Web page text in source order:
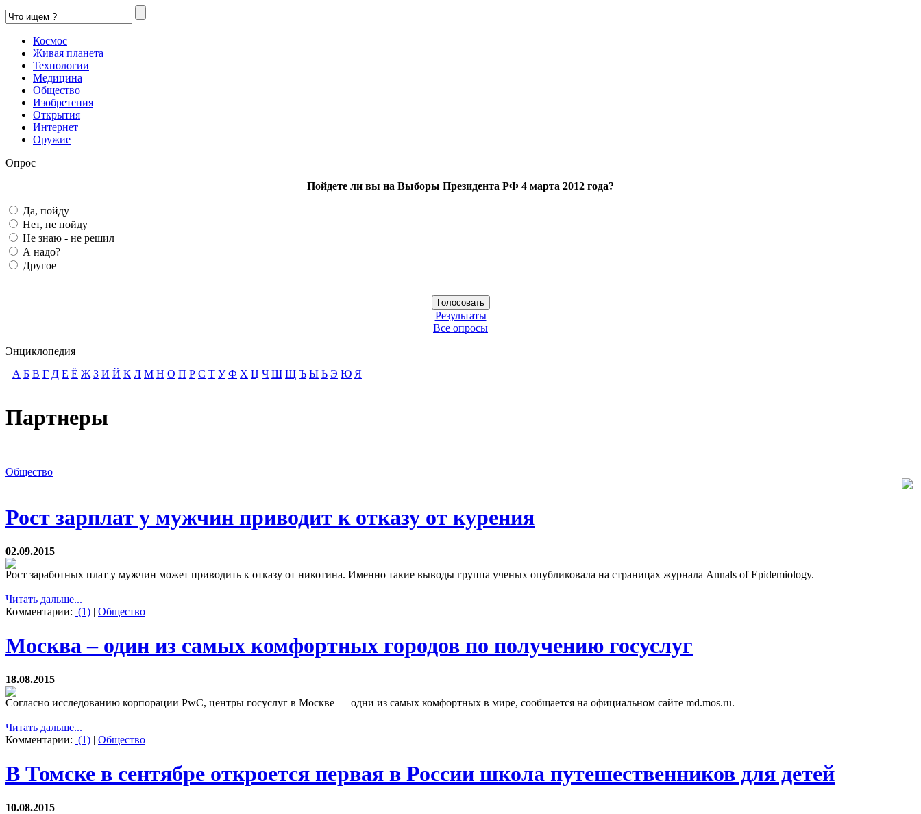
Космос
Живая планета
Технологии
Медицина
Общество
Изобретения
Открытия
Интернет
Оружие
Опрос
Пойдете ли вы на Выборы Президента РФ 4 марта 2012 года?
Да, пойду
Нет, не пойду
Не знаю - не решил
А надо?
Другое
Результаты
Все опросы
Энциклопедия
А Б В Г Д Е Ё Ж З И Й К Л М Н О П Р С Т У Ф Х Ц Ч Ш Щ Ъ Ы Ь Э Ю Я
Партнеры
Общество
Рост зарплат у мужчин приводит к отказу от курения
02.09.2015
Рост заработных плат у мужчин может приводить к отказу от никотина. Именно такие выводы группа ученых опубликовала на страницах журнала Annals of Epidemiology.
Читать дальше...
Комментарии: (1) | Общество
Москва – один из самых комфортных городов по получению госуслуг
18.08.2015
Согласно исследованию корпорации PwC, центры госуслуг в Москве — одни из самых комфортных в мире, сообщается на официальном сайте md.mos.ru.
Читать дальше...
Комментарии: (1) | Общество
В Томске в сентябре откроется первая в России школа путешественников для детей
10.08.2015